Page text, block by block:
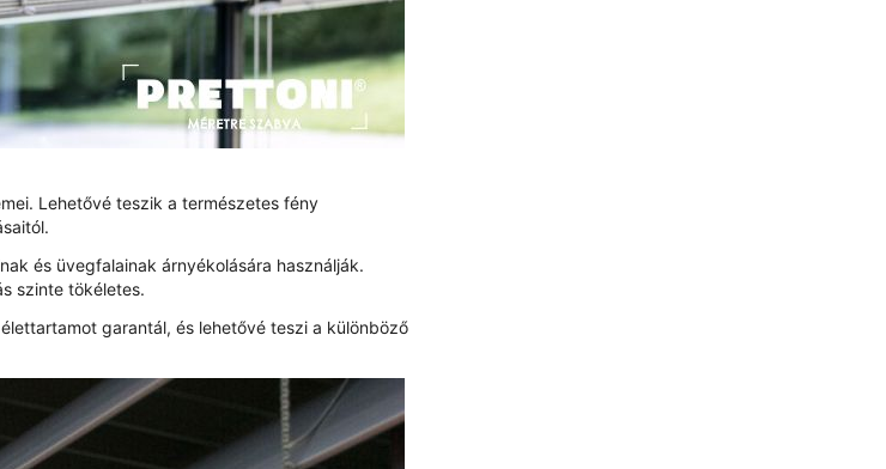
Lehetővé teszik a természetes fény
és üvegfalainak árnyékolására használják.
szinte tökéletes.
garantál, és lehetővé teszi a különböző